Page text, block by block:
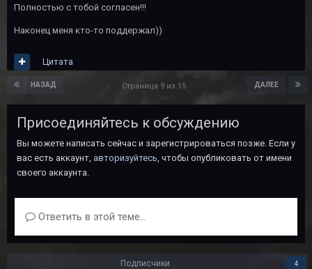
Полностью с тобой согласен!!!
Наконец меня кто-то поддержал))
Цитата
НАЗАД ДАЛЕЕ
Страница 9 из 15
Присоединяйтесь к обсуждению
Вы можете написать сейчас и зарегистрироваться позже. Если у
вас есть аккаунт, авторизуйтесь, чтобы опубликовать от имени
своего аккаунта.
Ответить в этой теме...
Подписчики 4